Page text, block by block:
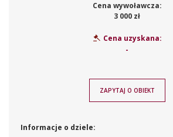
Cena wywoławcza:
3 000 zł
Cena uzyskana:
-
ZAPYTAJ O OBIEKT
Informacje o dziele: